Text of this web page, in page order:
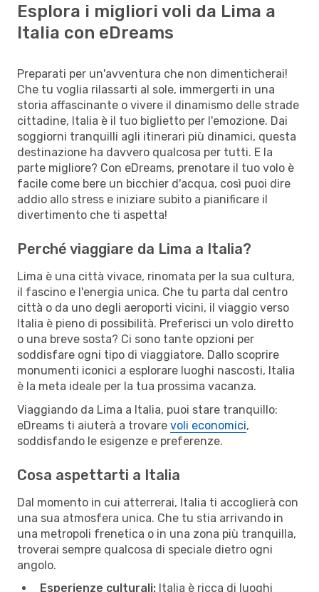
Esplora i migliori voli da Lima a
Italia con eDreams
Preparati per un'avventura che non dimenticherai!
Che tu voglia rilassarti al sole, immergerti in una
storia affascinante o vivere il dinamismo delle strade
cittadine, Italia è il tuo biglietto per l'emozione. Dai
soggiorni tranquilli agli itinerari più dinamici, questa
destinazione ha davvero qualcosa per tutti. E la
parte migliore? Con eDreams, prenotare il tuo volo è
facile come bere un bicchier d'acqua, così puoi dire
addio allo stress e iniziare subito a pianificare il
divertimento che ti aspetta!
Perché viaggiare da Lima a Italia?
Lima è una città vivace, rinomata per la sua cultura,
il fascino e l'energia unica. Che tu parta dal centro
città o da uno degli aeroporti vicini, il viaggio verso
Italia è pieno di possibilità. Preferisci un volo diretto
o una breve sosta? Ci sono tante opzioni per
soddisfare ogni tipo di viaggiatore. Dallo scoprire
monumenti iconici a esplorare luoghi nascosti, Italia
è la meta ideale per la tua prossima vacanza.
Viaggiando da Lima a Italia, puoi stare tranquillo:
eDreams ti aiuterà a trovare voli economici,
soddisfando le esigenze e preferenze.
Cosa aspettarti a Italia
Dal momento in cui atterrerai, Italia ti accoglierà con
una sua atmosfera unica. Che tu stia arrivando in
una metropoli frenetica o in una zona più tranquilla,
troverai sempre qualcosa di speciale dietro ogni
angolo.
Esperienze culturali: Italia è ricca di luoghi